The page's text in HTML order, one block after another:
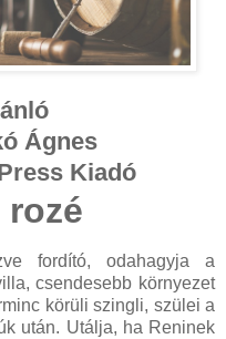
Ágnes
Kiadó
rozé
fordító, odahagyja a
csendesebb környezet
körüli szingli, szülei a
után. Utálja, ha Reninek